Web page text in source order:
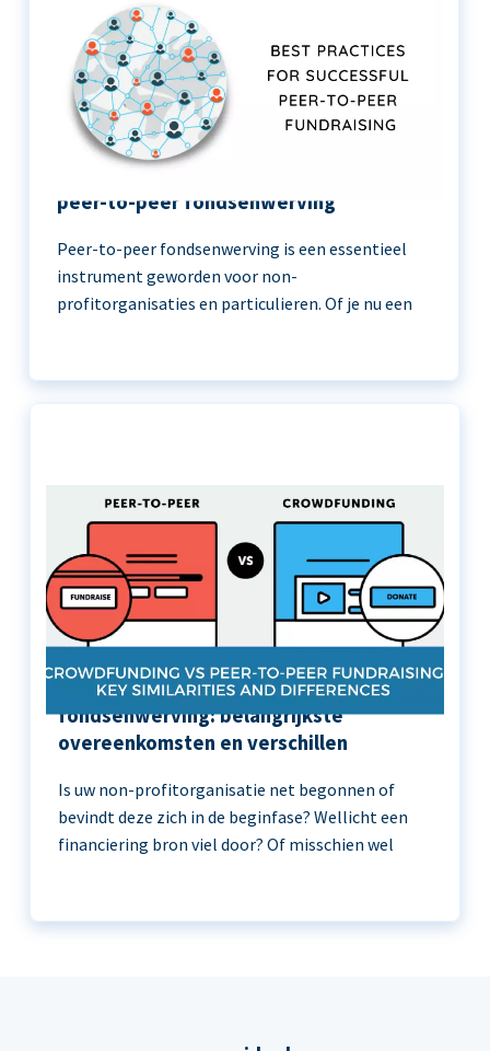
11 beste praktijken voor succesvolle
peer-to-peer fondsenwerving
Peer-to-peer fondsenwerving is een essentieel
instrument geworden voor non-
profitorganisaties en particulieren. Of je nu een
Crowdfunding versus peer-to-peer
fondsenwerving: belangrijkste
overeenkomsten en verschillen
Is uw non-profitorganisatie net begonnen of
bevindt deze zich in de beginfase? Wellicht een
financiering bron viel door? Of misschien wel